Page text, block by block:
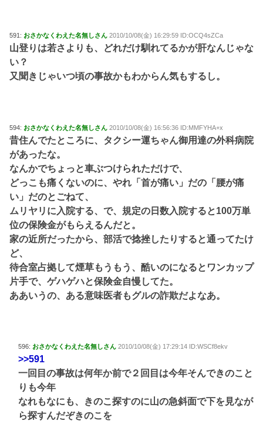
591: おさかなくわえた名無しさん 2010/10/08(金) 16:29:59 ID:OCQ4sZCa
山登りは若さよりも、どれだけ馴れてるかが肝なんじゃな
い？
又聞きじゃいつ頃の事故かもわからん気もするし。
594: おさかなくわえた名無しさん 2010/10/08(金) 16:56:36 ID:MMFYHA+x
昔住んでたところに、タクシー運ちゃん御用達の外科病院
があったな。
なんかでちょっと車ぶつけられただけで、
どっこも痛くないのに、やれ「首が痛い」だの「腰が痛
い」だのとごねて、
ムリヤリに入院する、で、規定の日数入院すると100万単
位の保険金がもらえるんだと。
家の近所だったから、部活で捻挫したりすると通ってたけ
ど、
待合室占拠して煙草もうもう、酷いのになるとワンカップ
片手で、ゲハゲハと保険金自慢してた。
ああいうの、ある意味医者もグルの詐欺だよなあ。
596: おさかなくわえた名無しさん 2010/10/08(金) 17:29:14 ID:WSCf8ekv
>>591
一回目の事故は何年か前で２回目は今年そんできのこと
りも今年
なれもなにも、きのこ探すのに山の急斜面で下を見なが
ら探すんだぞきのこを